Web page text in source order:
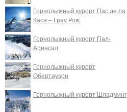
Горнолыжный курорт Пас де ла
Каса – Грау Рож
Горнолыжный курорт Пал-
Аринсал
Горнолыжный курорт
Обертауэрн
Горнолыжный курорт Шладминг